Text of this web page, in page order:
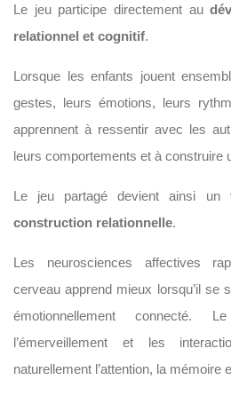
Le jeu participe directement au
relationnel et cognitif.
Lorsque les enfants jouent
gestes, leurs émotions, leurs
apprennent à ressentir avec les
leurs comportements et à construire
Le jeu partagé devient ainsi un
construction relationnelle.
Les neurosciences affectives
cerveau apprend mieux lorsqu’il se
émotionnellement connecté.
l’émerveillement et les
naturellement l’attention, la mémoire